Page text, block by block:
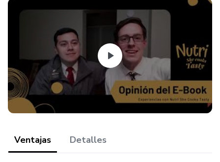
personas veganas y no veganas. En el e-book lo podrás
encontrar fácilmente en la sección de ingrediente de cada
preparación. Además podrás reconocer las preparaciones
con el "Vegan Stamp" (Sello vegano).
En el presente e-book lograrás encontrar preparaciones en
distintos tiempos de comida durante el transcurso del día.
Tales cómo Desayuno, almuerzo, once y cena. Y también
bonus que podrás prepararlos en cócteles, postres,
Ventajas Detalles